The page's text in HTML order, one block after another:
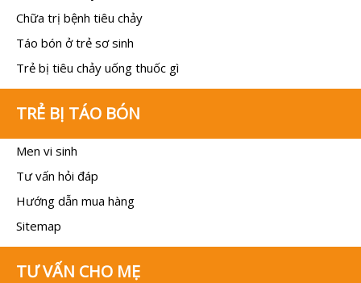
Chữa trị bệnh tiêu chảy
Táo bón ở trẻ sơ sinh
Trẻ bị tiêu chảy uống thuốc gì
TRẺ BỊ TÁO BÓN
Men vi sinh
Tư vấn hỏi đáp
Hướng dẫn mua hàng
Sitemap
TƯ VẤN CHO MẸ